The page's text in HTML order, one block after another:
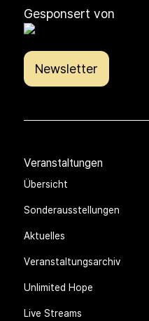
Gesponsert von
Newsletter
Veranstaltungen
Übersicht
Sonderausstellungen
Aktuelles
Veranstaltungsarchiv
Unlimited Hope
Live Streams